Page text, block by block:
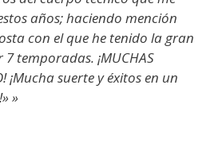
años; haciendo mención
con el que he tenido la gran
temporadas. ¡MUCHAS
¡Mucha suerte y éxitos en un
»